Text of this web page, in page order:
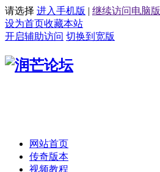
请选择 进入手机版 | 继续访问电脑版
设为首页收藏本站
开启辅助访问 切换到宽版
网站首页
传奇版本
视频教程